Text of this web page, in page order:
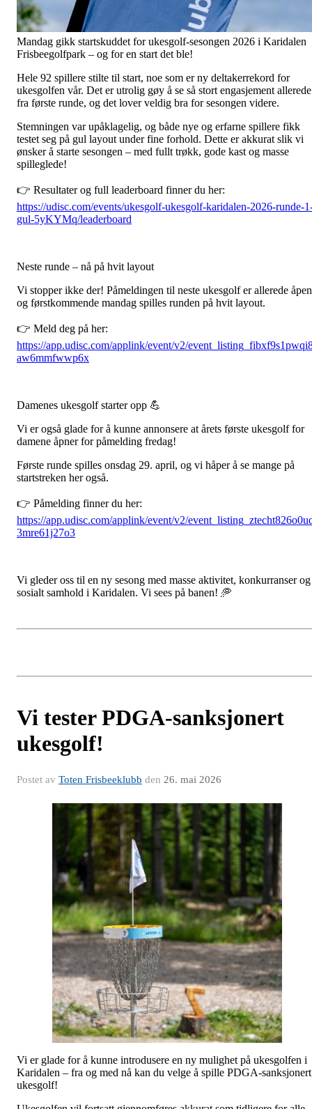
Mandag gikk startskuddet for ukesgolf-sesongen 2026 i Karidalen
Frisbeegolfpark – og for en start det ble!
Hele 92 spillere stilte til start, noe som er ny deltakerrekord for
ukesgolfen vår. Det er utrolig gøy å se så stort engasjement allerede
fra første runde, og det lover veldig bra for sesongen videre.
Stemningen var upåklagelig, og både nye og erfarne spillere fikk
testet seg på gul layout under fine forhold. Dette er akkurat slik vi
ønsker å starte sesongen – med fullt trøkk, gode kast og masse
spilleglede!
👉 Resultater og full leaderboard finner du her:
https://udisc.com/events/ukesgolf-ukesgolf-karidalen-2026-runde-
gul-5yKYMq/leaderboard
Neste runde – nå på hvit layout
Vi stopper ikke der! Påmeldingen til neste ukesgolf er allerede
og førstkommende mandag spilles runden på hvit layout.
👉 Meld deg på her:
https://app.udisc.com/applink/event/v2/
aw6mmfwwp6x
Damenes ukesgolf starter opp 💪
Vi er også glade for å kunne annonsere at årets første ukesgolf for
damene åpner for påmelding fredag!
Første runde spilles onsdag 29. april, og vi håper å se mange på
startstreken her også.
👉 Påmelding finner du her:
https://app.udisc.com/applink/event/v2/
3mre61j27o3
Vi gleder oss til en ny sesong med masse aktivitet, konkurranser og
sosialt samhold i Karidalen. Vi sees på banen! 🥏
Vi tester PDGA-sanksjonert
ukesgolf!
Postet av Toten Frisbeeklubb den 26. mai 2026
Vi er glade for å kunne introdusere en ny mulighet på ukesgolfen i
Karidalen – fra og med nå kan du velge å spille PDGA-sanksjonert
ukesgolf!